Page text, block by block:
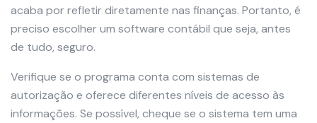
acaba por refletir diretamente nas finanças. Portanto, é
preciso escolher um software contábil que seja, antes
de tudo, seguro.
Verifique se o programa conta com sistemas de
autorização e oferece diferentes níveis de acesso às
informações. Se possível, cheque se o sistema tem uma